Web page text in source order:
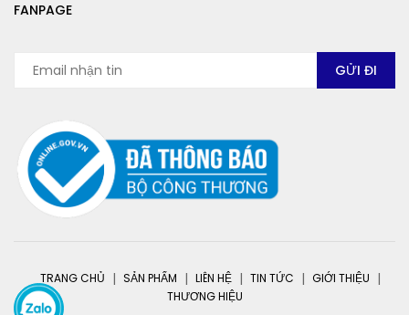
FANPAGE
TRANG CHỦ SẢN PHẨM LIÊN HỆ TIN TỨC
GIỚI THIỆU
THƯƠNG HIỆU